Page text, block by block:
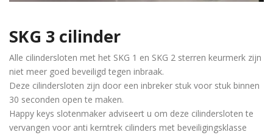
SKG 3 cilinder
Alle cilindersloten met het SKG 1 en SKG 2 sterren keurmerk zijn
niet meer goed beveiligd tegen inbraak.
Deze cilindersloten zijn door een inbreker stuk voor stuk binnen
30 seconden open te maken.
Happy keys slotenmaker adviseert u om deze cilindersloten te
vervangen voor anti kerntrek cilinders met beveiligingsklasse